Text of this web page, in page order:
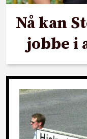
Nå kan
jobbe i